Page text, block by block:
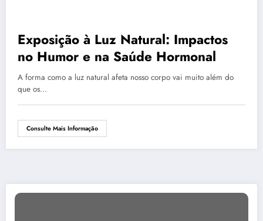
Exposição à Luz Natural: Impactos
no Humor e na Saúde Hormonal
A forma como a luz natural afeta nosso corpo vai muito além do
que os…
Consulte Mais Informação